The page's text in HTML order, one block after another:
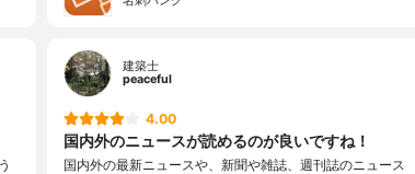
建築士
peaceful
4.00
国内外のニュースが読めるのが良いですね！
国内外の最新ニュースや、新聞や雑誌、週刊誌のニュース